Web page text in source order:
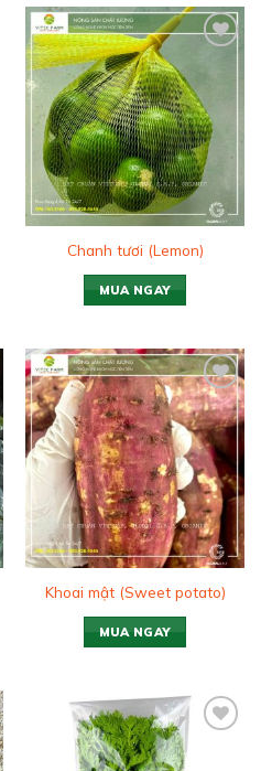
wishlist
Chanh tươi (Lemon)
MUA NGAY
Add to
wishlist
Khoai mật (Sweet potato)
MUA NGAY